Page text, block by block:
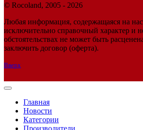
© Rocoland, 2005 - 2026
Любая информация, содержащаяся на
исключительно справочный характер и
обстоятельствах не может быть
заключить договор (оферта).
Вверх
Главная
Новости
Категории
Производители